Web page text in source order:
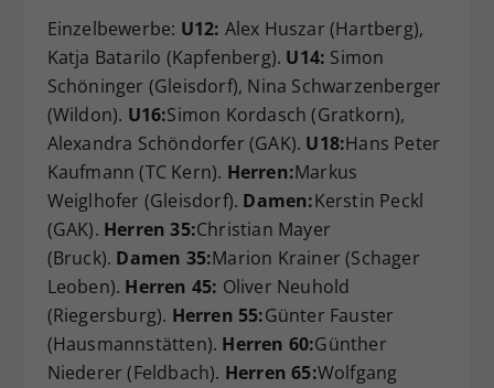
Einzelbewerbe: U12: Alex Huszar (Hartberg),
Katja Batarilo (Kapfenberg). U14: Simon
Schöninger (Gleisdorf), Nina Schwarzenberger
(Wildon). U16:Simon Kordasch (Gratkorn),
Alexandra Schöndorfer (GAK). U18:Hans Peter
Kaufmann (TC Kern). Herren:Markus
Weiglhofer (Gleisdorf). Damen:Kerstin Peckl
(GAK). Herren 35:Christian Mayer
(Bruck). Damen 35:Marion Krainer (Schager
Leoben). Herren 45: Oliver Neuhold
(Riegersburg). Herren 55:Günter Fauster
(Hausmannstätten). Herren 60:Günther
Niederer (Feldbach). Herren 65:Wolfgang